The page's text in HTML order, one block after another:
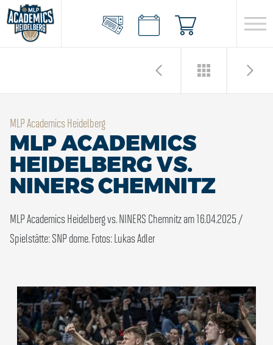
MLP Academics Heidelberg
MLP ACADEMICS
HEIDELBERG VS.
NINERS CHEMNITZ
MLP Academics Heidelberg vs. NINERS Chemnitz am 16.04.2025 /
Spielstätte: SNP dome. Fotos: Lukas Adler